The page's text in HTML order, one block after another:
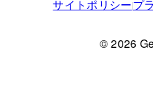
サイトポリシープ
© 2026